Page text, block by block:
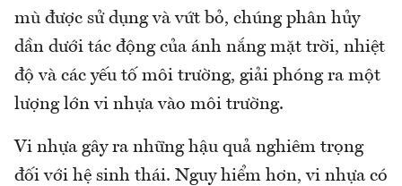
mù được sử dụng và vứt bỏ, chúng phân hủy
dần dưới tác động của ánh nắng mặt trời, nhiệt
độ và các yếu tố môi trường, giải phóng ra một
lượng lớn vi nhựa vào môi trường.
Vi nhựa gây ra những hậu quả nghiêm trọng
đối với hệ sinh thái. Nguy hiểm hơn, vi nhựa có